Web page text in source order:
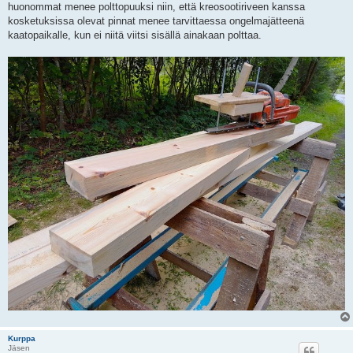
huonommat menee polttopuuksi niin, että kreosootiriveen kanssa
kosketuksissa olevat pinnat menee tarvittaessa ongelmajätteenä
kaatopaikalle, kun ei niitä viitsi sisällä ainakaan polttaa.
Kurppa
Jäsen